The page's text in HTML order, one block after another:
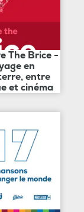
The Brice -
en
entre
et cinéma